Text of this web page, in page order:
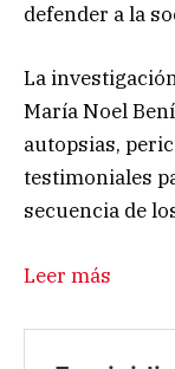
defender a la
La
María Noel
autopsias,
testimoniales
secuencia de
Leer más